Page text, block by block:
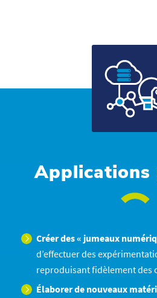
Applications
Créer des « jumeaux
d’effectuer des
reproduisant fidèlement des
Élaborer de nouveaux